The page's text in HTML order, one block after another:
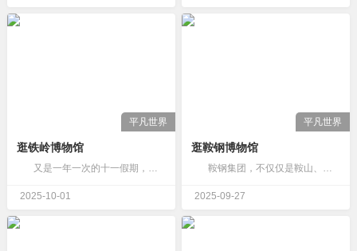
平凡世界
逛铁岭博物馆
2025-10-01
平凡世界
逛鞍钢博物馆
2025-09-27